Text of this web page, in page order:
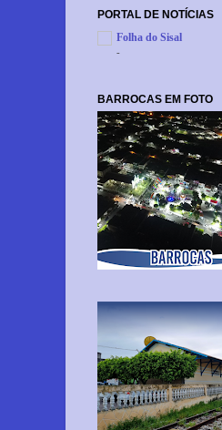
PORTAL DE NOTÍCIAS
Folha do Sisal
-
BARROCAS EM FOTO